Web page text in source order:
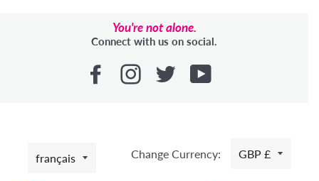
You're not alone.
Connect with us on social.
LANGUE
français Change Currency: GBP £